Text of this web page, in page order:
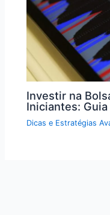
Investir na
Iniciantes:
Dicas e Estratégias